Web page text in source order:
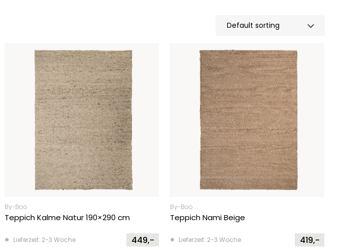
By-Boo
Teppich Kalme Natur 190×290 cm
Lieferzeit: 2-3 Woche 449,-
By-Boo
Teppich Nami Beige
Lieferzeit: 2-3 Woche 419,-